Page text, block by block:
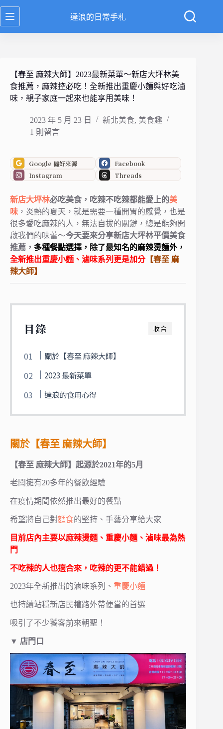
跳
至
達浪的日常手札
【春至 麻辣大師】2023最新菜單～新店大坪林美
食推薦，麻辣控必吃！全新推出重慶小麵與好吃滷
味，親子家庭一起來也能享用美味！
2023 年 5 月 23 日 新北美食, 美食趣
1 則留言
Google 偏好來源
Facebook
Instagram
Threads
新店大坪林必吃美食，吃辣不吃辣都能愛上的美
味 ，炎熱的夏天，就是需要一種開胃的感覺， 也是
很多愛吃麻辣的人，無法自拔的關鍵， 總是能夠開
啟我們的味蕾～今天要來分享新店大坪林平價美食
推薦， 多種餐點選擇，除了最知名的麻辣燙麵外，
全新推出重慶小麵 、滷味系列更是加分【春至 麻
辣大師】
收合
目錄
關於【春至 麻辣大師】
2023 最新菜單
達浪的食用心得
關於【春至 麻辣大師】
【春至 麻辣大師】起源於2021年的5月
老闆擁有20多年的餐飲經驗
在疫情期間依然推出最好的餐點
希望將自己對麵食的堅持、手藝分享給大家
目前店內主要以麻辣燙麵、重慶小麵、滷味最為熱
門
不吃辣的人也適合來，吃辣的更不能錯過！
2023年全新推出的滷味系列、 重慶小麵
也持續站穩新店民權路外帶便當的首選
吸引了不少饕客前來朝聖！
▼ 店門口